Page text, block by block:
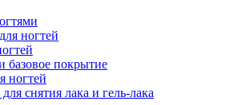
ногтей
базовое покрытие
ногтей
снятия лака и гель-лака